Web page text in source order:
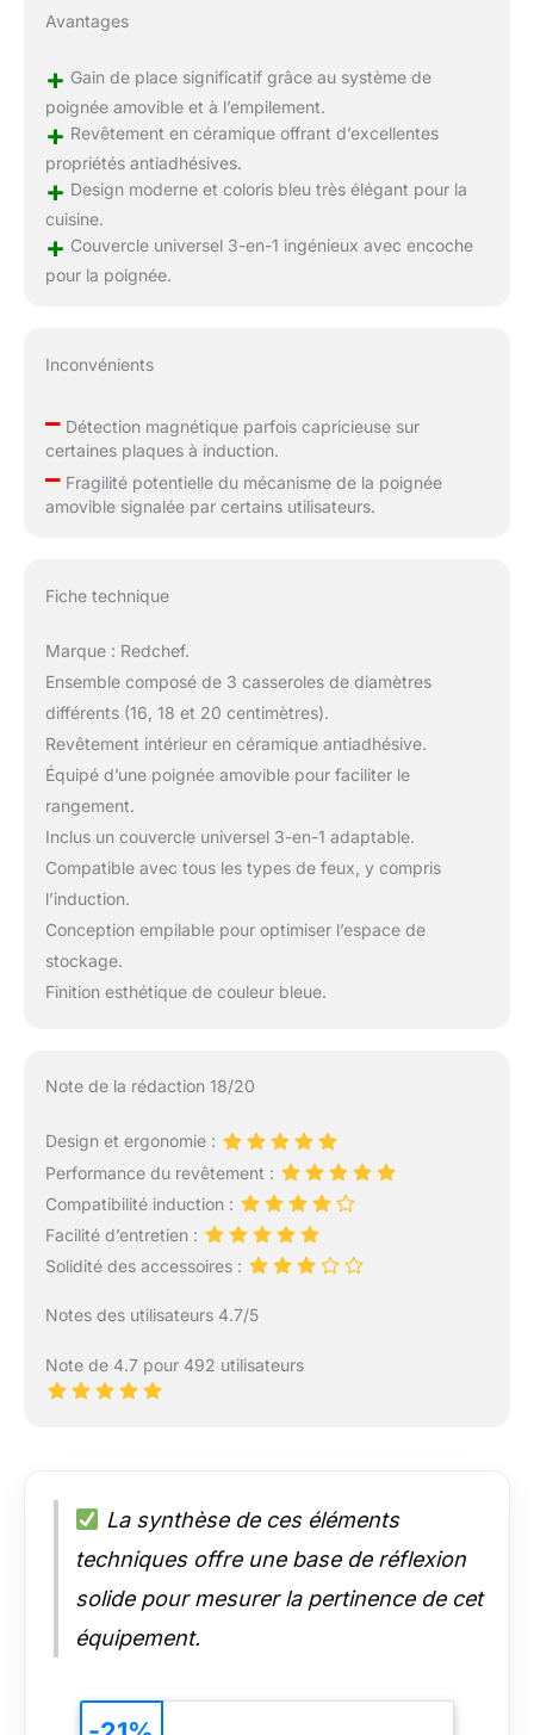
Avantages
+ Gain de place significatif grâce au système de
poignée amovible et à l’empilement.
+ Revêtement en céramique offrant d’excellentes
propriétés antiadhésives.
+ Design moderne et coloris bleu très élégant pour la
cuisine.
+ Couvercle universel 3-en-1 ingénieux avec encoche
pour la poignée.
Inconvénients
–Détection magnétique parfois capricieuse sur
certaines plaques à induction.
–Fragilité potentielle du mécanisme de la poignée
amovible signalée par certains utilisateurs.
Fiche technique
Marque : Redchef.
Ensemble composé de 3 casseroles de diamètres
différents (16, 18 et 20 centimètres).
Revêtement intérieur en céramique antiadhésive.
Équipé d’une poignée amovible pour faciliter le
rangement.
Inclus un couvercle universel 3-en-1 adaptable.
Compatible avec tous les types de feux, y compris
l’induction.
Conception empilable pour optimiser l’espace de
stockage.
Finition esthétique de couleur bleue.
Note de la rédaction 18/20
Design et ergonomie :
Performance du revêtement :
Compatibilité induction :
Facilité d’entretien :
Solidité des accessoires :
Notes des utilisateurs 4.7/5
Note de 4.7 pour 492 utilisateurs
La synthèse de ces éléments
techniques offre une base de réflexion
solide pour mesurer la pertinence de cet
équipement.